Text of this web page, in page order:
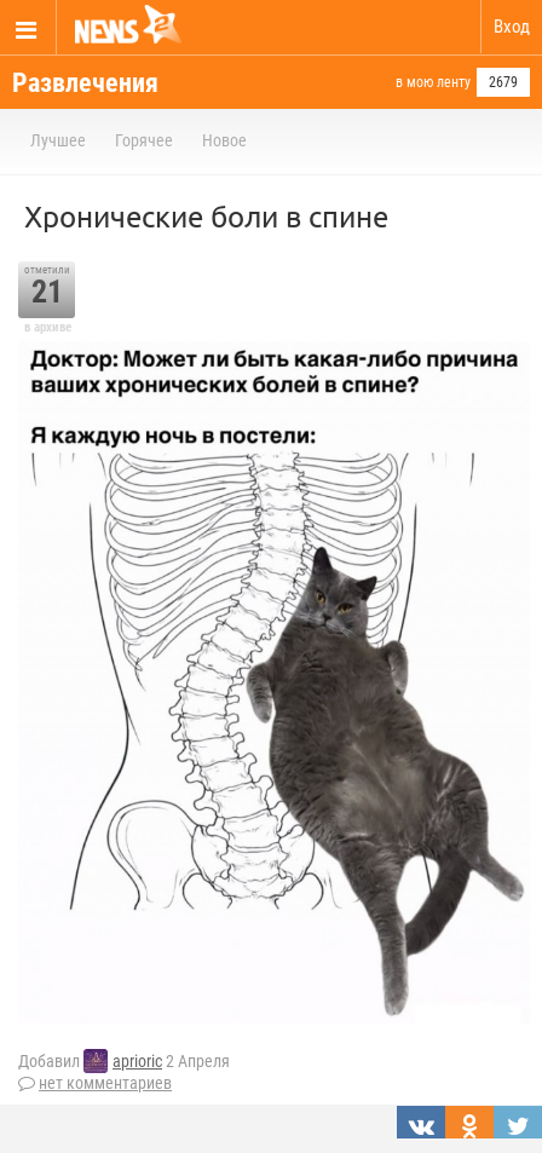
Вход
Развлечения в мою ленту 2679
Лучшее Горячее Новое
Хронические боли в спине
отметили
21
в архиве
Добавил aprioric2 Апреля
нет комментариев